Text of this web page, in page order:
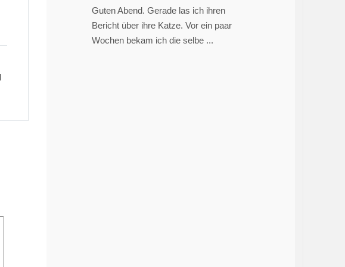
Guten Abend. Gerade las ich ihren
Bericht über ihre Katze. Vor ein paar
Wochen bekam ich die selbe ...